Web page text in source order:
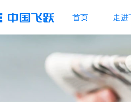
首页 走进